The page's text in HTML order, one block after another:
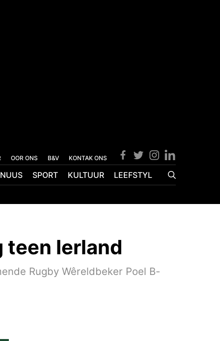
OOR ONS B&V KONTAK ONS
NUUS SPORT KULTUUR LEEFSTYL
teen Ierland
Rugby Wêreldbeker Poel B-